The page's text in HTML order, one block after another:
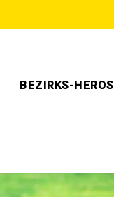
BEZIRKS-HEROS